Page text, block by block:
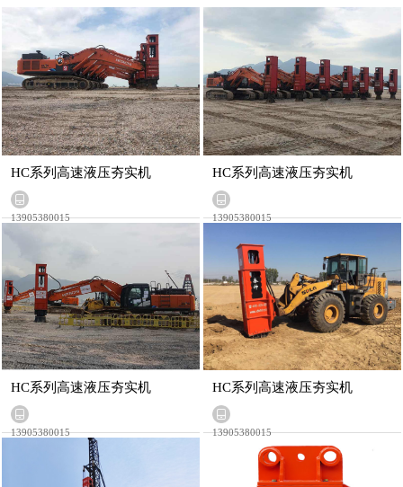
HC系列高速液压夯实机
13905380015
HC系列高速液压夯实机
13905380015
HC系列高速液压夯实机
13905380015
HC系列高速液压夯实机
13905380015